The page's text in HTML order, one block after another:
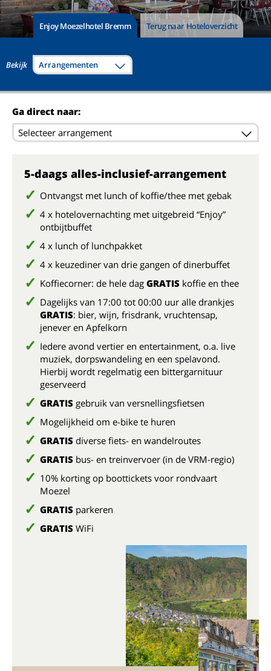
Enjoy Moezelhotel Bremm Terug naar Hoteloverzicht
Bekijk Arrangementen
Ga direct naar:
Selecteer arrangement
5-daags alles-inclusief-arrangement
Ontvangst met lunch of koffie/thee met gebak
4 x hotelovernachting met uitgebreid “Enjoy”
ontbijtbuffet
4 x lunch of lunchpakket
4 x keuzediner van drie gangen of dinerbuffet
Koffiecorner: de hele dag GRATIS koffie en thee
Dagelijks van 17:00 tot 00:00 uur alle drankjes
GRATIS: bier, wijn, frisdrank, vruchtensap,
jenever en Apfelkorn
Iedere avond vertier en entertainment, o.a. live
muziek, dorpswandeling en een spelavond.
Hierbij wordt regelmatig een bittergarnituur
geserveerd
GRATIS gebruik van versnellingsfietsen
Mogelijkheid om e-bike te huren
GRATIS diverse fiets- en wandelroutes
GRATIS bus- en treinvervoer (in de VRM-regio)
10% korting op boottickets voor rondvaart
Moezel
GRATIS parkeren
GRATIS WiFi